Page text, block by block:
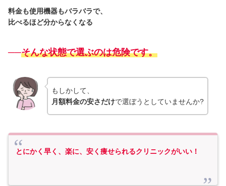
料金も使用機器もバラバラで、
比べるほど分からなくなる
──そんな状態で選ぶのは危険です。
もしかして、
月額料金の安さだけで選ぼうとしていませんか?
とにかく早く、楽に、安く痩せられるクリニックがいい！